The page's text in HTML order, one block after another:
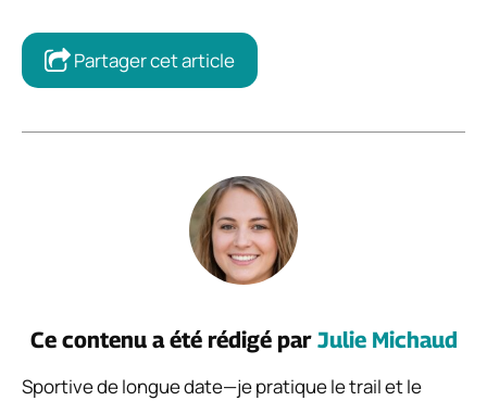
Partager cet article
Ce contenu a été rédigé par Julie Michaud
Sportive de longue date—je pratique le trail et le